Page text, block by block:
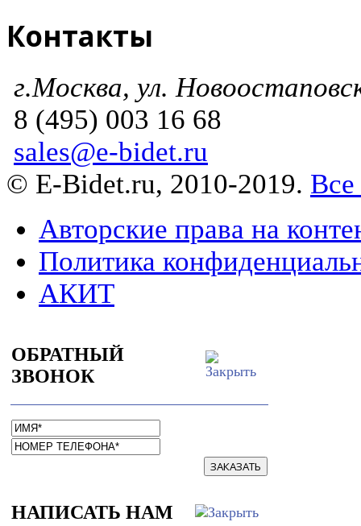
Контакты
г.Москва, ул.
8 (495) 003 16 68
sales@e-bidet.ru
© E-Bidet.ru, 2010-2019.
Авторские права на
Политика
АКИТ
ОБРАТНЫЙ
ЗВОНОК
ЗАКАЗАТЬ
НАПИСАТЬ НАМ